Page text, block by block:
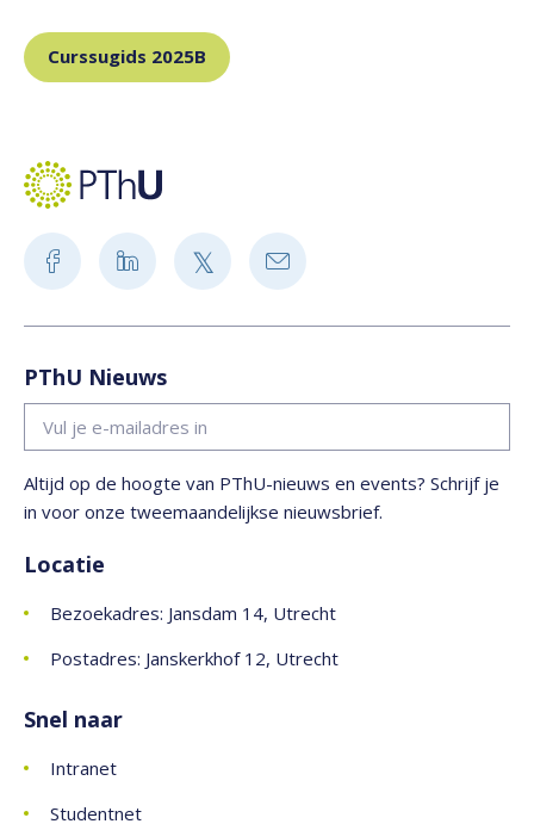
Curssugids 2025B
PThU Nieuws
Altijd op de hoogte van PThU-nieuws en events? Schrijf je
in voor onze tweemaandelijkse nieuwsbrief.
Locatie
Bezoekadres: Jansdam 14, Utrecht
Postadres: Janskerkhof 12, Utrecht
Snel naar
Intranet
Studentnet